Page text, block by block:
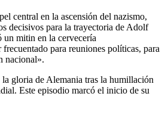
central en la ascensión del nazismo,
decisivos para la trayectoria de Adolf
mitin en la cervecería
para reuniones políticas, para
nacional».
gloria de Alemania tras la humillación
Este episodio marcó el inicio de su